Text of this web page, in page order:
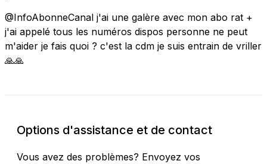
@InfoAbonneCanal j'ai une galère avec mon abo rat +
j'ai appelé tous les numéros dispos personne ne peut
m'aider je fais quoi ? c'est la cdm je suis entrain de vriller
🙏🙏
Options d'assistance et de contact
Vous avez des problèmes? Envoyez vos